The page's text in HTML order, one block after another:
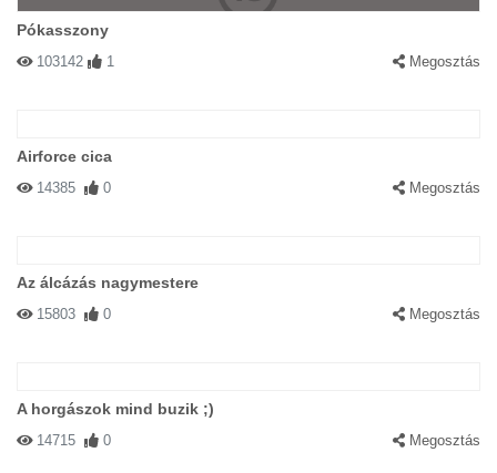
Pókasszony
103142 1 Megosztás
Airforce cica
14385 0 Megosztás
Az álcázás nagymestere
15803 0 Megosztás
A horgászok mind buzik ;)
14715 0 Megosztás